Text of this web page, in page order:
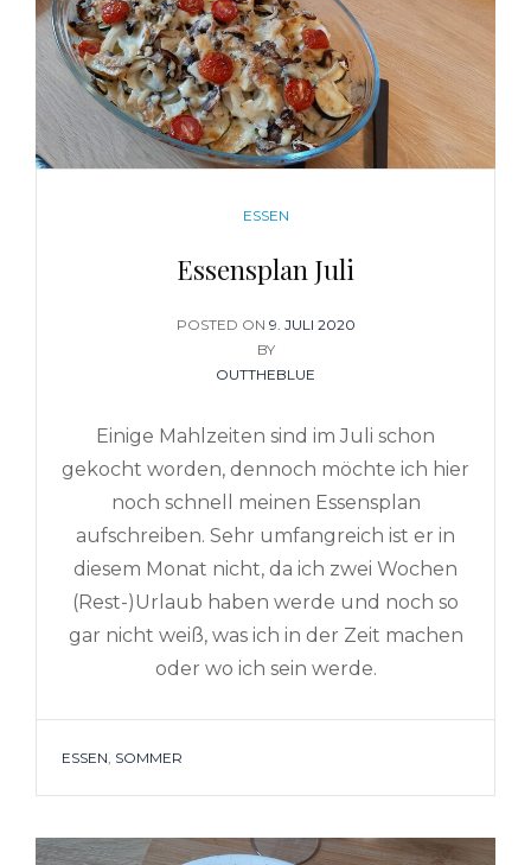
CATEGORIES
ESSEN
Essensplan Juli
POSTED ON POSTED
ON
9. JULI 2020
BY
OUTTHEBLUE
Einige Mahlzeiten sind im Juli schon
gekocht worden, dennoch möchte ich hier
noch schnell meinen Essensplan
aufschreiben. Sehr umfangreich ist er in
diesem Monat nicht, da ich zwei Wochen
(Rest-)Urlaub haben werde und noch so
gar nicht weiß, was ich in der Zeit machen
oder wo ich sein werde.
TAGS
ESSEN, SOMMER